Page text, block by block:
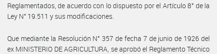
Reglamentados, de acuerdo con lo dispuesto por el Artículo 8° de la
Ley N° 19.511 y sus modificaciones.
Que mediante la Resolución N° 357 de fecha 7 de junio de 1926 del
ex MINISTERIO DE AGRICULTURA, se aprobó el Reglamento Técnico